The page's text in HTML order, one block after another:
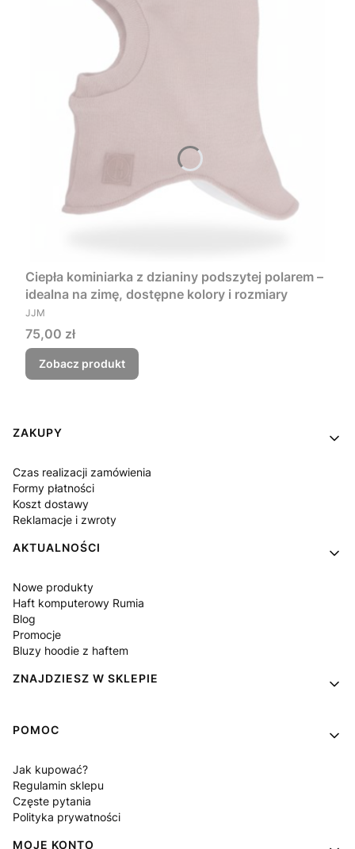
Ciepła kominiarka z dzianiny podszytej polarem –
idealna na zimę, dostępne kolory i rozmiary
PRODUCENT
JJM
Cena
75,00 zł
Zobacz produkt
Linki w stopce
ZAKUPY
Czas realizacji zamówienia
Formy płatności
Koszt dostawy
Reklamacje i zwroty
AKTUALNOŚCI
Nowe produkty
Haft komputerowy Rumia
Blog
Promocje
Bluzy hoodie z haftem
ZNAJDZIESZ W SKLEPIE
POMOC
Jak kupować?
Regulamin sklepu
Częste pytania
Polityka prywatności
MOJE KONTO